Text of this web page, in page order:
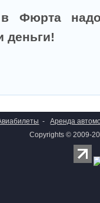
Фюрта надо
деньги!
-
Аренда
Copyrights © 2009-